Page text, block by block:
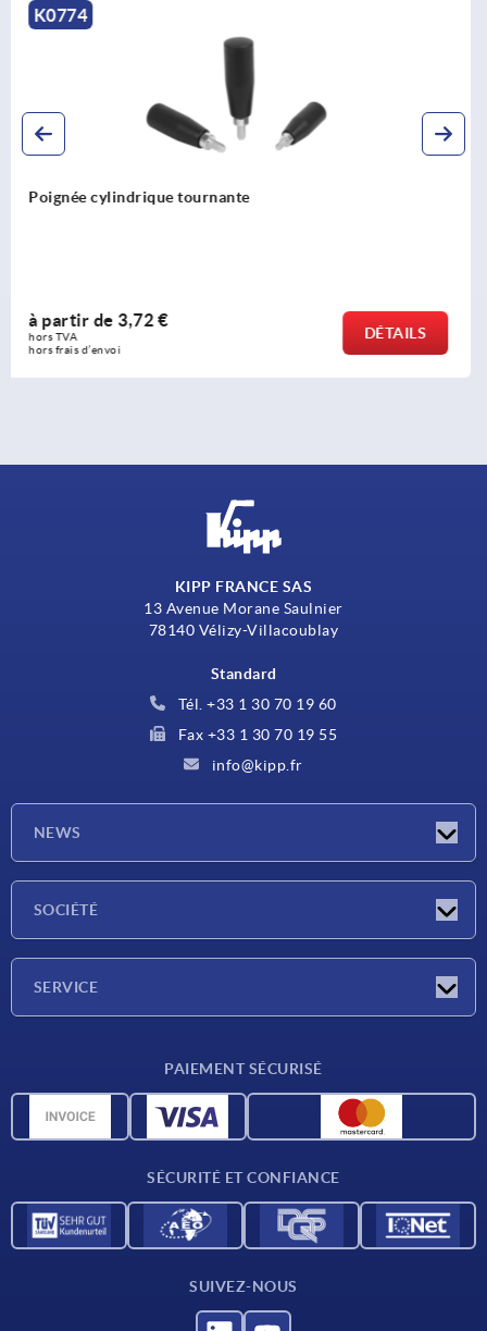
K1221
Poignée conique fixe
à partir de1,47 €
hors TVA
hors frais d’envoi
DÉTAILS
KIPP FRANCE SAS
13 Avenue Morane Saulnier
78140 Vélizy-Villacoublay
Standard
Tél. +33 1 30 70 19 60
Fax +33 1 30 70 19 55
info@kipp.fr
NEWS
SOCIÉTÉ
SERVICE
Données CAO
PAIEMENT SÉCURISÉ
SÉCURITÉ ET CONFIANCE
SUIVEZ-NOUS